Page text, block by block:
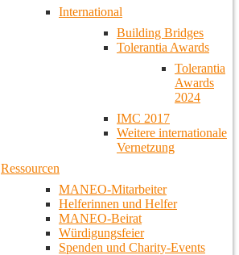
International
Building Bridges
Tolerantia Awards
Tolerantia
Awards
2024
IMC 2017
Weitere internationale
Vernetzung
Ressourcen
MANEO-Mitarbeiter
Helferinnen und Helfer
MANEO-Beirat
Würdigungsfeier
Spenden und Charity-Events